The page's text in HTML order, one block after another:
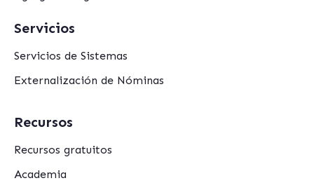
Servicios
Servicios de Sistemas
Externalización de Nóminas
Recursos
Recursos gratuitos
Academia